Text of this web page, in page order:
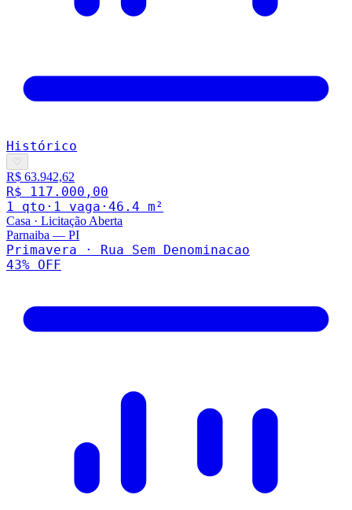
Histórico
♡
R$ 63.942,62
R$ 117.000,00
1 qto · 1 vaga · 46.4 m²
Casa · Licitação Aberta
Parnaiba — PI
Primavera · Rua Sem Denominacao
43% OFF